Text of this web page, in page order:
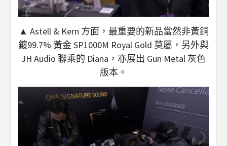
▲ Astell & Kern 方面，最重要的新品當然非黃銅
鍍99.7% 黃金 SP1000M Royal Gold 莫屬，另外與
JH Audio 聯乘的 Diana，亦展出 Gun Metal 灰色
版本。